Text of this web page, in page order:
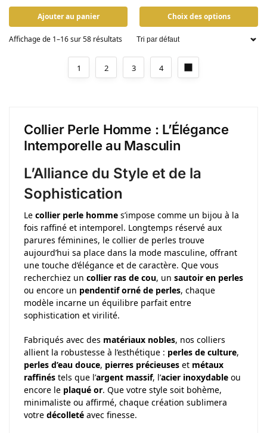
Ajouter au panier Choix des options
Affichage de 1–16 sur 58 résultats
1 2 3 4
Collier Perle Homme : L’Élégance
Intemporelle au Masculin
L’Alliance du Style et de la
Sophistication
Le collier perle homme s’impose comme un bijou à la
fois raffiné et intemporel. Longtemps réservé aux
parures féminines, le collier de perles trouve
aujourd’hui sa place dans la mode masculine, offrant
une touche d’élégance et de caractère. Que vous
recherchiez un collier ras de cou, un sautoir en perles
ou encore un pendentif orné de perles, chaque
modèle incarne un équilibre parfait entre
sophistication et virilité.
Fabriqués avec des matériaux nobles, nos colliers
allient la robustesse à l’esthétique : perles de culture,
perles d’eau douce, pierres précieuses et métaux
raffinés tels que l’argent massif, l’acier inoxydable ou
encore le plaqué or. Que votre style soit bohème,
minimaliste ou affirmé, chaque création sublimera
votre décolleté avec finesse.